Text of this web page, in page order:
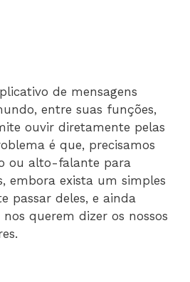
de mensagens
entre suas funções,
ouvir diretamente pelas
é que, precisamos
ou alto-falante para
embora exista um simples
passar deles, e ainda
querem dizer os nossos